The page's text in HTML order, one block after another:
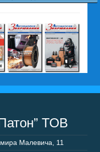
ТОВ
Малевича, 11